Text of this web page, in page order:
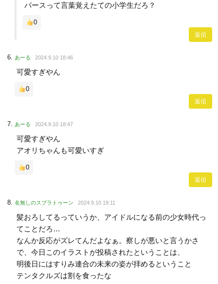
パースって言葉覚えたての小学生だろ？
0
返信
あーる 2024.9.10 18:46
可愛すぎやん
0
返信
あーる 2024.9.10 18:47
可愛すぎやん
アオリちゃんも可愛いすぎ
0
返信
名無しのスプラトゥーン 2024.9.10 19:11
髪おろしてるっていうか、アイドルになる前の少女時代っ
てことだろ…
なんか反応がズレてんだよなぁ。察しが悪いと言うかさ
で、今日このイラストが投稿されたということは、
明後日にはすりみ連合の未来の姿が拝めるということ
テンタクルズは割を食ったな